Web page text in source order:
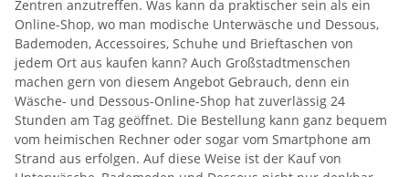
Zentren anzutreffen. Was kann da praktischer sein als ein
Online-Shop, wo man modische Unterwäsche und Dessous,
Bademoden, Accessoires, Schuhe und Brieftaschen von
jedem Ort aus kaufen kann? Auch Großstadtmenschen
machen gern von diesem Angebot Gebrauch, denn ein
Wäsche- und Dessous-Online-Shop hat zuverlässig 24
Stunden am Tag geöffnet. Die Bestellung kann ganz bequem
vom heimischen Rechner oder sogar vom Smartphone am
Strand aus erfolgen. Auf diese Weise ist der Kauf von